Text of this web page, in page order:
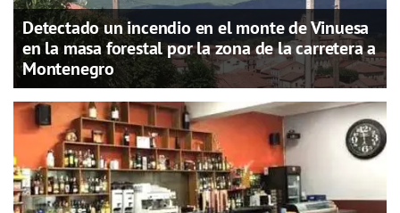
Detectado un incendio en el monte de Vinuesa
en la masa forestal por la zona de la carretera a
Montenegro